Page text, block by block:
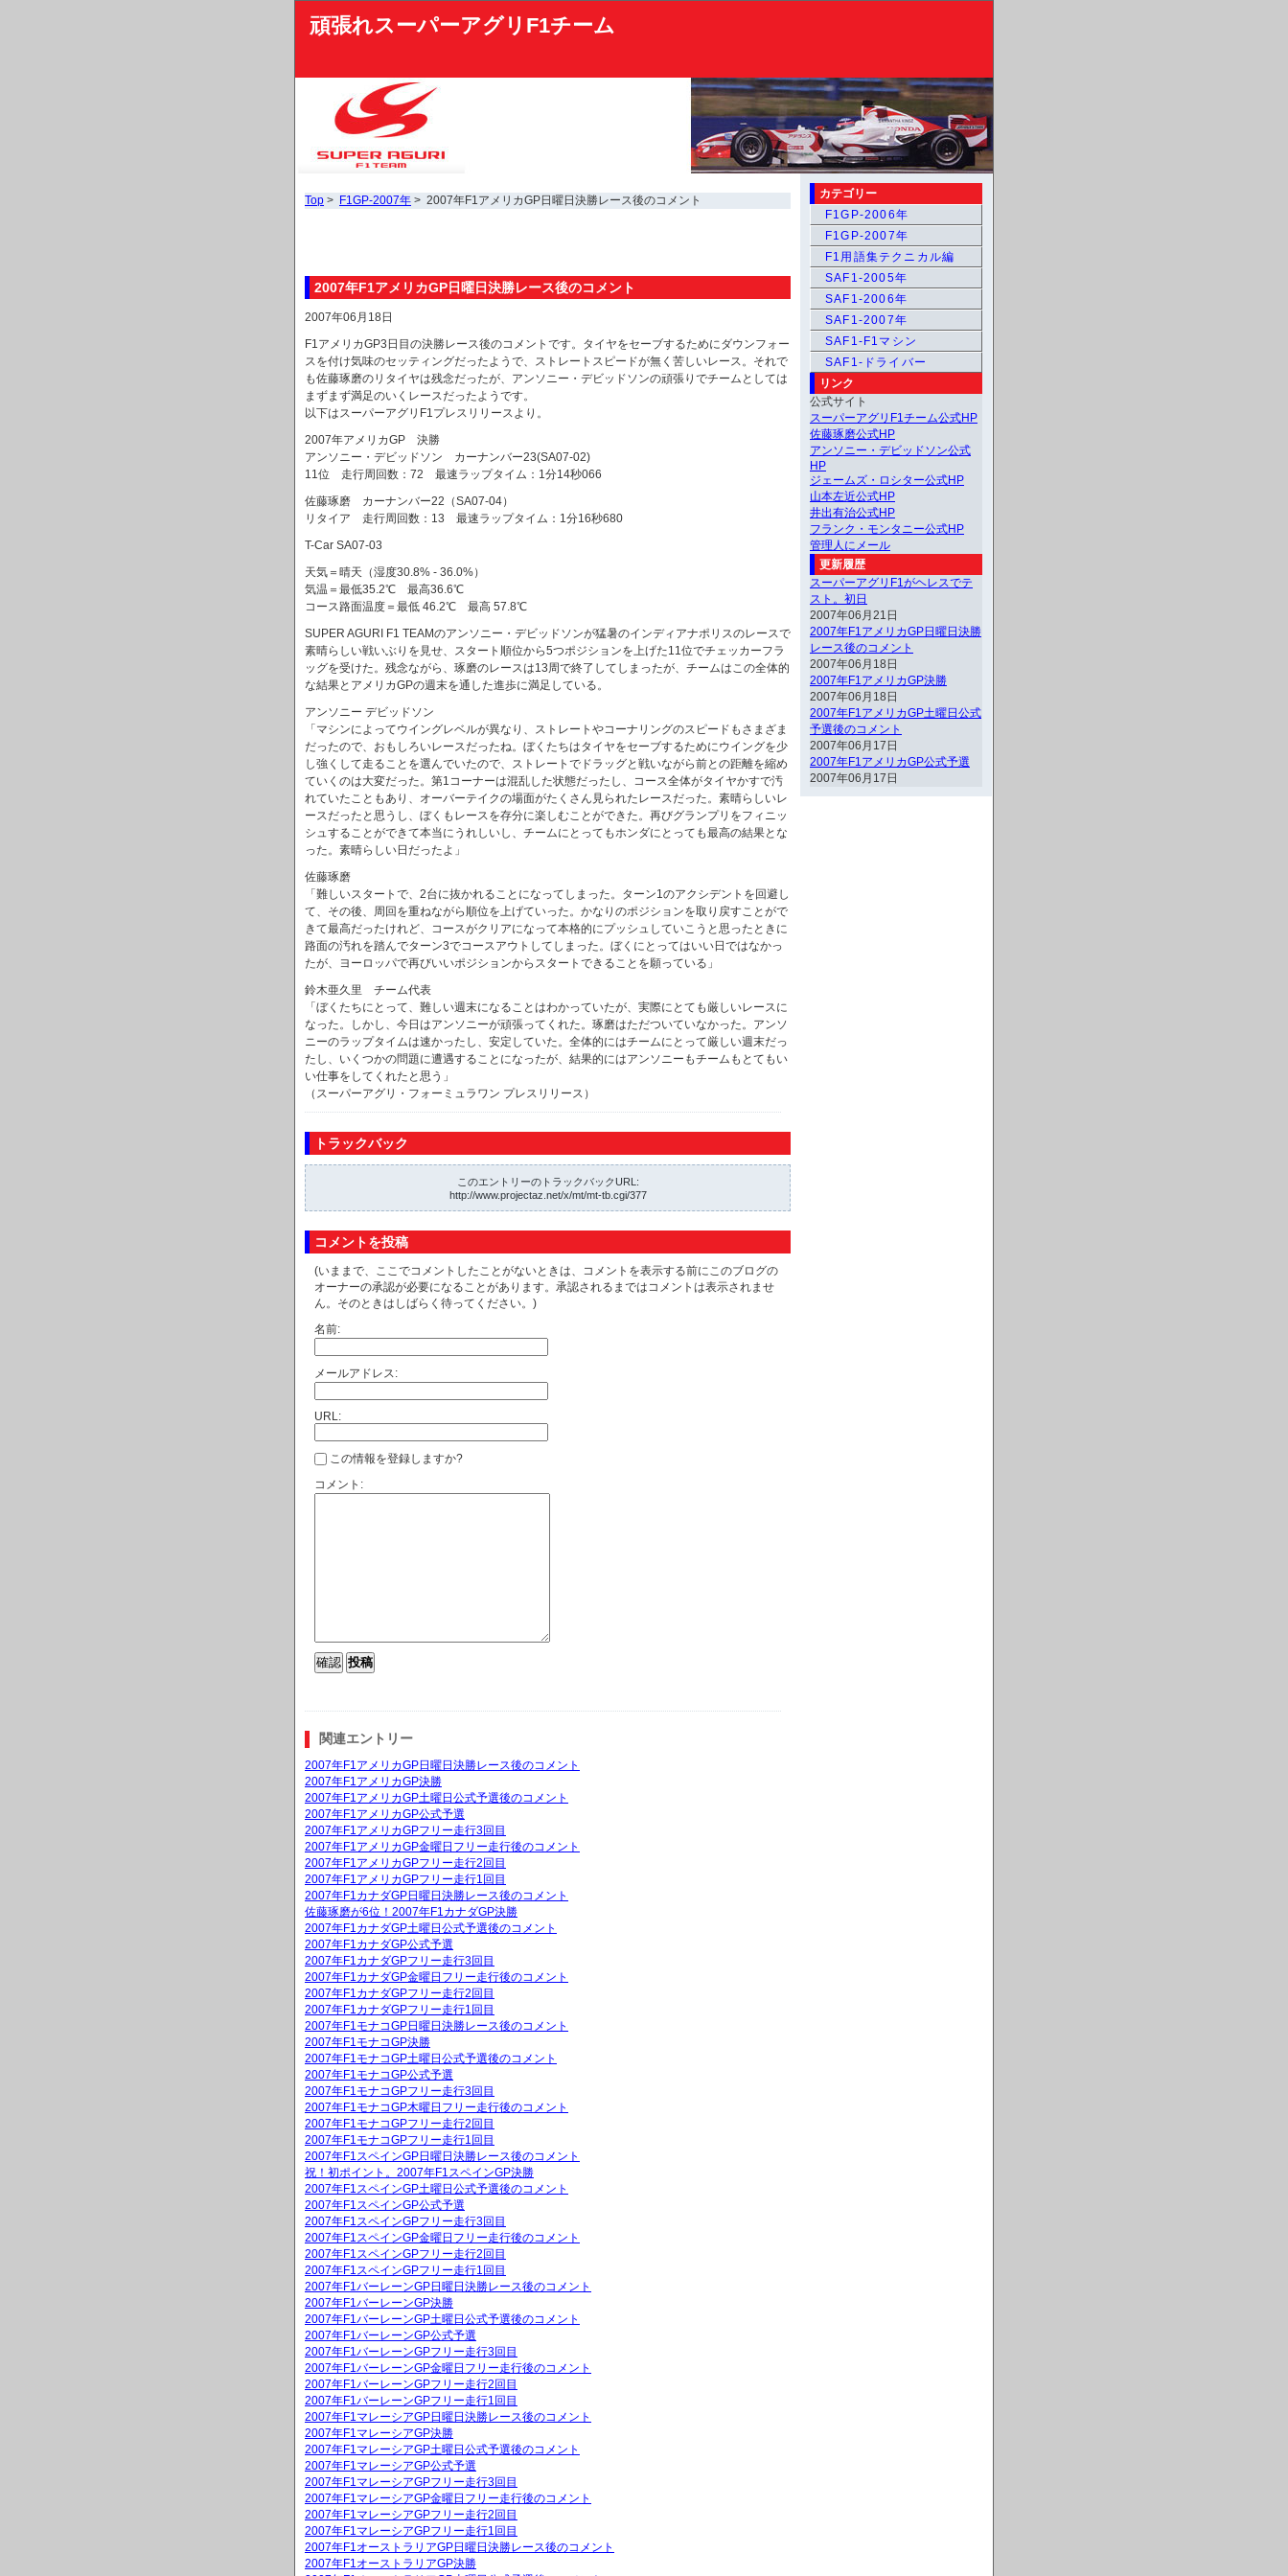
頑張れスーパーアグリF1チーム
Top > F1GP-2007年 > 2007年F1アメリカGP日曜日決勝レース後のコメント
2007年F1アメリカGP日曜日決勝レース後のコメント
2007年06月18日
F1アメリカGP3日目の決勝レース後のコメントです。タイヤをセーブするためにダウンフォー
スを付け気味のセッティングだったようで、ストレートスピードが無く苦しいレース。それで
も佐藤琢磨のリタイヤは残念だったが、アンソニー・デビッドソンの頑張りでチームとしては
まずまず満足のいくレースだったようです。
以下はスーパーアグリF1プレスリリースより。
2007年アメリカGP 決勝
アンソニー・デビッドソン カーナンバー23(SA07-02)
11位 走行周回数：72 最速ラップタイム：1分14秒066
佐藤琢磨 カーナンバー22（SA07-04）
リタイア 走行周回数：13 最速ラップタイム：1分16秒680
T-Car SA07-03
天気＝晴天（湿度30.8% - 36.0%）
気温＝最低35.2℃ 最高36.6℃
コース路面温度＝最低 46.2℃ 最高 57.8℃
SUPER AGURI F1 TEAMのアンソニー・デビッドソンが猛暑のインディアナポリスのレースで
素晴らしい戦いぶりを見せ、スタート順位から5つポジションを上げた11位でチェッカーフラ
ッグを受けた。残念ながら、琢磨のレースは13周で終了してしまったが、チームはこの全体的
な結果とアメリカGPの週末を通した進歩に満足している。
アンソニー デビッドソン
「マシンによってウイングレベルが異なり、ストレートやコーナリングのスピードもさまざま
だったので、おもしろいレースだったね。ぼくたちはタイヤをセーブするためにウイングを少
し強くして走ることを選んでいたので、ストレートでドラッグと戦いながら前との距離を縮め
ていくのは大変だった。第1コーナーは混乱した状態だったし、コース全体がタイヤかすで汚
れていたこともあり、オーバーテイクの場面がたくさん見られたレースだった。素晴らしいレ
ースだったと思うし、ぼくもレースを存分に楽しむことができた。再びグランプリをフィニッ
シュすることができて本当にうれしいし、チームにとってもホンダにとっても最高の結果とな
った。素晴らしい日だったよ」
佐藤琢磨
「難しいスタートで、2台に抜かれることになってしまった。ターン1のアクシデントを回避し
て、その後、周回を重ねながら順位を上げていった。かなりのポジションを取り戻すことがで
きて最高だったけれど、コースがクリアになって本格的にプッシュしていこうと思ったときに
路面の汚れを踏んでターン3でコースアウトしてしまった。ぼくにとってはいい日ではなかっ
たが、ヨーロッパで再びいいポジションからスタートできることを願っている」
鈴木亜久里 チーム代表
「ぼくたちにとって、難しい週末になることはわかっていたが、実際にとても厳しいレースに
なった。しかし、今日はアンソニーが頑張ってくれた。琢磨はただついていなかった。アンソ
ニーのラップタイムは速かったし、安定していた。全体的にはチームにとって厳しい週末だっ
たし、いくつかの問題に遭遇することになったが、結果的にはアンソニーもチームもとてもい
い仕事をしてくれたと思う」
（スーパーアグリ・フォーミュラワン プレスリリース）
トラックバック
このエントリーのトラックバックURL:
http://www.projectaz.net/x/mt/mt-tb.cgi/377
コメントを投稿
(いままで、ここでコメントしたことがないときは、コメントを表示する前にこのブログの
オーナーの承認が必要になることがあります。承認されるまではコメントは表示されませ
ん。そのときはしばらく待ってください。)
名前:
メールアドレス:
URL:
この情報を登録しますか?
コメント:
関連エントリー
2007年F1アメリカGP日曜日決勝レース後のコメント
2007年F1アメリカGP決勝
2007年F1アメリカGP土曜日公式予選後のコメント
2007年F1アメリカGP公式予選
2007年F1アメリカGPフリー走行3回目
2007年F1アメリカGP金曜日フリー走行後のコメント
2007年F1アメリカGPフリー走行2回目
2007年F1アメリカGPフリー走行1回目
2007年F1カナダGP日曜日決勝レース後のコメント
佐藤琢磨が6位！2007年F1カナダGP決勝
2007年F1カナダGP土曜日公式予選後のコメント
2007年F1カナダGP公式予選
2007年F1カナダGPフリー走行3回目
2007年F1カナダGP金曜日フリー走行後のコメント
2007年F1カナダGPフリー走行2回目
2007年F1カナダGPフリー走行1回目
2007年F1モナコGP日曜日決勝レース後のコメント
2007年F1モナコGP決勝
2007年F1モナコGP土曜日公式予選後のコメント
2007年F1モナコGP公式予選
2007年F1モナコGPフリー走行3回目
2007年F1モナコGP木曜日フリー走行後のコメント
2007年F1モナコGPフリー走行2回目
2007年F1モナコGPフリー走行1回目
2007年F1スペインGP日曜日決勝レース後のコメント
祝！初ポイント。2007年F1スペインGP決勝
2007年F1スペインGP土曜日公式予選後のコメント
2007年F1スペインGP公式予選
2007年F1スペインGPフリー走行3回目
2007年F1スペインGP金曜日フリー走行後のコメント
2007年F1スペインGPフリー走行2回目
2007年F1スペインGPフリー走行1回目
2007年F1バーレーンGP日曜日決勝レース後のコメント
2007年F1バーレーンGP決勝
2007年F1バーレーンGP土曜日公式予選後のコメント
2007年F1バーレーンGP公式予選
2007年F1バーレーンGPフリー走行3回目
2007年F1バーレーンGP金曜日フリー走行後のコメント
2007年F1バーレーンGPフリー走行2回目
2007年F1バーレーンGPフリー走行1回目
2007年F1マレーシアGP日曜日決勝レース後のコメント
2007年F1マレーシアGP決勝
2007年F1マレーシアGP土曜日公式予選後のコメント
2007年F1マレーシアGP公式予選
2007年F1マレーシアGPフリー走行3回目
2007年F1マレーシアGP金曜日フリー走行後のコメント
2007年F1マレーシアGPフリー走行2回目
2007年F1マレーシアGPフリー走行1回目
2007年F1オーストラリアGP日曜日決勝レース後のコメント
2007年F1オーストラリアGP決勝
カテゴリー
F1GP-2006年
F1GP-2007年
F1用語集テクニカル編
SAF1-2005年
SAF1-2006年
SAF1-2007年
SAF1-F1マシン
SAF1-ドライバー
リンク
公式サイト
スーパーアグリF1チーム公式HP
佐藤琢磨公式HP
アンソニー・デビッドソン公式
HP
ジェームズ・ロシター公式HP
山本左近公式HP
井出有治公式HP
フランク・モンタニー公式HP
管理人にメール
更新履歴
スーパーアグリF1がヘレスでテ
スト。初日
2007年06月21日
2007年F1アメリカGP日曜日決勝
レース後のコメント
2007年06月18日
2007年F1アメリカGP決勝
2007年06月18日
2007年F1アメリカGP土曜日公式
予選後のコメント
2007年06月17日
2007年F1アメリカGP公式予選
2007年06月17日